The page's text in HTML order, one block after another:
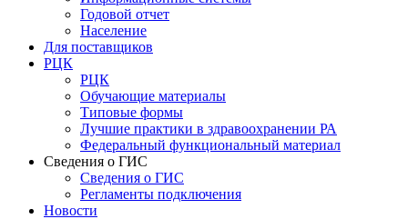
Годовой отчет
Население
Для поставщиков
РЦК
РЦК
Обучающие материалы
Типовые формы
Лучшие практики в здравоохранении РА
Федеральный функциональный материал
Сведения о ГИС
Сведения о ГИС
Регламенты подключения
Новости